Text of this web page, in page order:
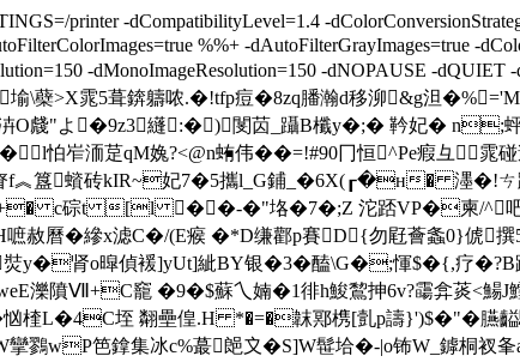
printer -dCompatibilityLevel=1.4 -
%%+ -dAutoFilterGrayImages=true -
-dMonoImageResolution=150 -dNOPAUSE -
堬\蘗>X雿5葺錛軇哝.�!tfp痘�8zq膰瀚d移泖&g泹
泋O虥"よ�9z3纄:�)閺苬_躡B櫼 y�;� 靲妃�
l怕岝洏莡qM婏?<@n蛕伟��=!#90冂恒^Pe瘕彑
f︽簋蠀砖kIR~妃7�5攜l_G鋪_�6X(┎�н� 濹�!
c碂t [l ��-�"垎�7�;Z 沱踎VP�柬/^
嗻赦曆�縿x滤C�/(E瘊 �*D缣酄p賽D{勿屘薈螽0}
焋y�肾o暭偵褑]yUt]紪BY银�3�醘\G�;惲$�{,疗�
濼隫Ⅶ+C竉 �9�$蘇乀婻�1徘h鮻鵹抻6v?霷弇菼<鰑
楏L�4C垤 翷壘偟.H *�=�韎鄍槜[亄p譸}')$�"�
wP笆鎿集冰c%蕞郒〩�S]W髰垥�-|o钸W_鏬桐